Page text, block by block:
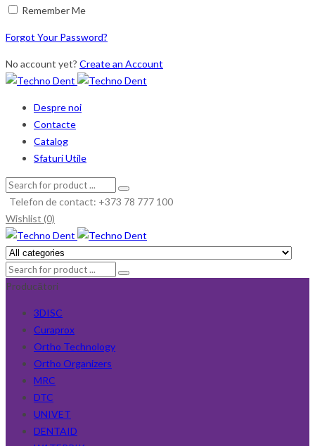
Remember Me
Forgot Your Password?
No account yet? Create an Account
Despre noi
Contacte
Catalog
Sfaturi Utile
Telefon de contact: +373 78 777 100
Wishlist (0)
Producători
3DISC
Curaprox
Ortho Technology
Ortho Organizers
MRC
DTC
UNIVET
DENTAID